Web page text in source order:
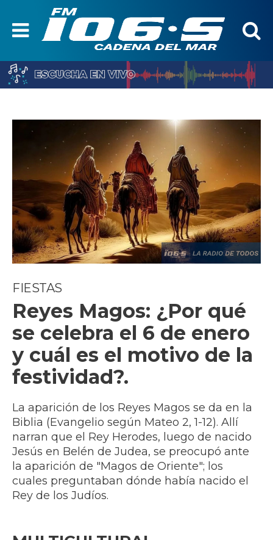
FIESTAS
Reyes Magos: ¿Por qué
se celebra el 6 de enero
y cuál es el motivo de la
festividad?.
La aparición de los Reyes Magos se da en la
Biblia (Evangelio según Mateo 2, 1-12). Allí
narran que el Rey Herodes, luego de nacido
Jesús en Belén de Judea, se preocupó ante
la aparición de "Magos de Oriente"; los
cuales preguntaban dónde había nacido el
Rey de los Judíos.